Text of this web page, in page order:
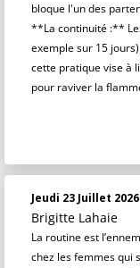
bloque l'un des
**La continuité :**
exemple sur 15
cette pratique vise à
pour raviver la
Jeudi 23 Juillet 2026
Brigitte Lahaie
La routine est
chez les femmes qui